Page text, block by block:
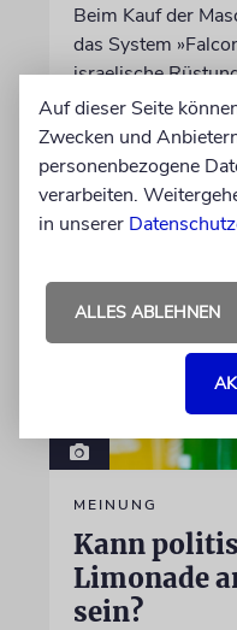
Beim Kauf der
das System
israelische
dem Produkt
06.08.2026
MEINUNG
Kann
Limonade
sein?
Auf dieser Seite
Zwecken und
personenbezogene
verarbeiten.
in unserer
ALLES ABLEHNEN